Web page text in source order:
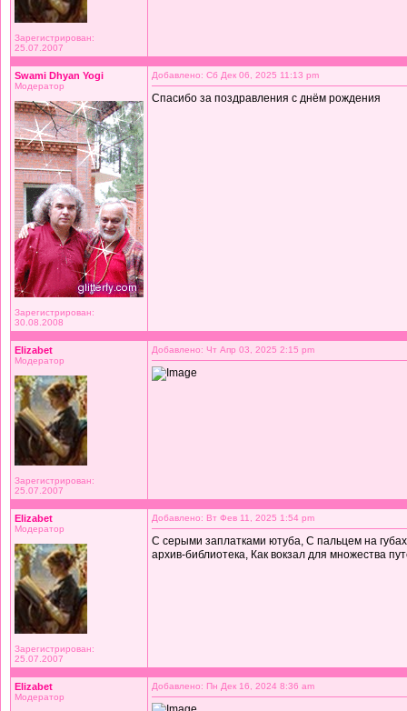
Зарегистрирован:
25.07.2007
Swami Dhyan Yogi
Модератор
Зарегистрирован:
30.08.2008
Добавлено: Сб Дек 06, 2025 11:13 pm
Спасибо за поздравления с днём рождения
Elizabet
Модератор
Зарегистрирован:
25.07.2007
Добавлено: Чт Апр 03, 2025 2:15 pm
Elizabet
Модератор
Зарегистрирован:
25.07.2007
Добавлено: Вт Фев 11, 2025 1:54 pm
С серыми заплатками ютуба, С пальцем на
архив-библиотека, Как вокзал для множества
Elizabet
Модератор
Добавлено: Пн Дек 16, 2024 8:36 am